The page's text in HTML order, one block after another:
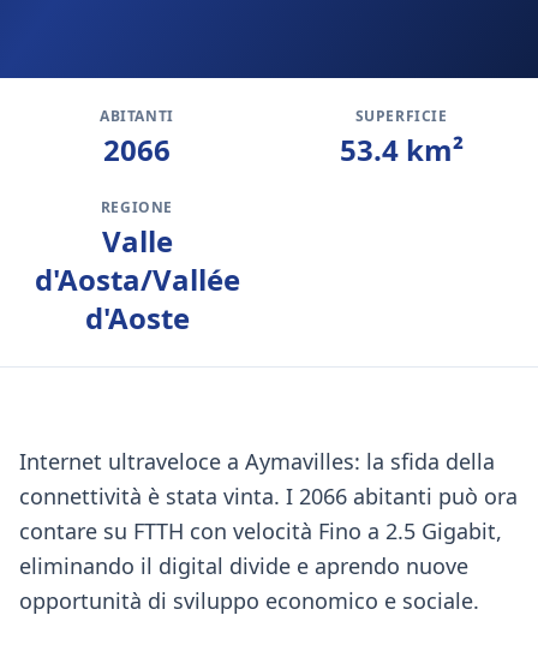
ABITANTI
2066
SUPERFICIE
53.4km²
REGIONE
Valle
d'Aosta/Vallée
d'Aoste
Internet ultraveloce a Aymavilles: la sfida della
connettività è stata vinta. I 2066 abitanti può ora
contare su FTTH con velocità Fino a 2.5 Gigabit,
eliminando il digital divide e aprendo nuove
opportunità di sviluppo economico e sociale.